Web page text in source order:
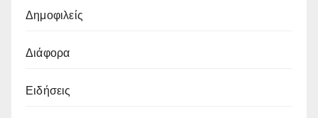
Δημοφιλείς
Διάφορα
Ειδήσεις